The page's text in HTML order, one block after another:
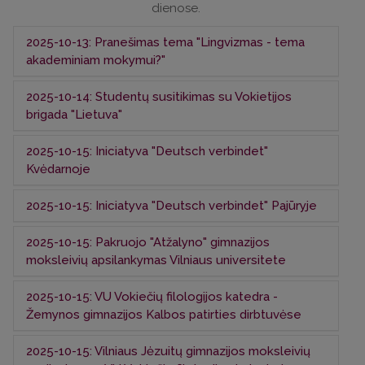
dienose.
2025-10-13: Pranešimas tema "Lingvizmas - tema
akademiniam mokymui?"
Dr. Klaus Geyer (Pietų Danijos universitetas
Odensėje) paskaita.
2025-10-14: Studentų susitikimas su Vokietijos
brigada "Lietuva"
Vokiečių kalbą ir kultūrą studijuojančių studentų
susitikimas su Vokietijos šarvuotosios brigados
2025-10-15: Iniciatyva "Deutsch verbindet"
Kvėdarnoje
Kartu su iniciatyvos "Deutsch verbindet: Von der
šalių ateities fondo Lietuvos biuru, Laurita
Markevičiūte-Zakareviče ir Mantvydu Levickiu, VU
Daumantas Katinas lankysis Kvėdarnos Kazimiero
Jauniaus gimnazijoje.
2025-10-15: Iniciatyva "Deutsch verbindet" Pajūryje
Kartu su iniciatyvos "Deutsch verbindet: Von der
Schule in die Welt" partneriais - Vokietijos-Baltijos
Markevičiūte-Zakareviče ir Mantvydu Levickiu, VU
Vokiečių filologijos katedros docentas dr.
Biržiškio gimnazijoje.
2025-10-15: Pakruojo "Atžalyno" gimnazijos
moksleivių apsilankymas Vilniaus universitete
VU Vokiečių filologijos katedros dėstytojos doc. dr.
Skaistės Volungevičienės praktinis vokiečių kalbos
studentų paskaitoje viešės Pakruojo „Atžalyno“
2025-10-15: VU Vokiečių filologijos katedra -
Žemynos gimnazijos Kalbos patirties dirbtuvėse
VU Vokiečių filologijos katedros docentė dr. Lina
2025-10-15: Vilniaus Jėzuitų gimnazijos moksleivių